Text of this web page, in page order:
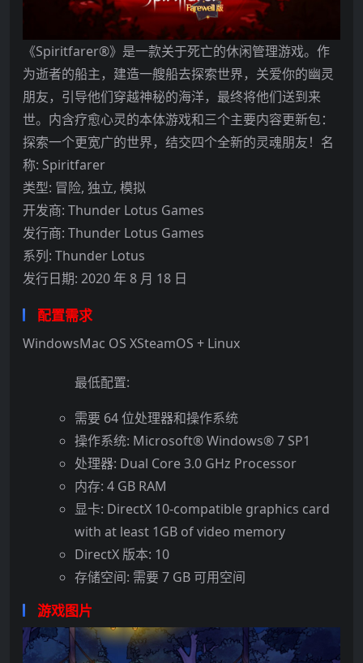
《Spiritfarer®》是一款关于死亡的休闲管理游戏。作
为逝者的船主，建造一艘船去探索世界，关爱你的幽灵
朋友，引导他们穿越神秘的海洋，最终将他们送到来
世。内含疗愈心灵的本体游戏和三个主要内容更新包：
探索一个更宽广的世界，结交四个全新的灵魂朋友！名
称: Spiritfarer
类型: 冒险, 独立, 模拟
开发商: Thunder Lotus Games
发行商: Thunder Lotus Games
系列: Thunder Lotus
发行日期: 2020 年 8 月 18 日
配置需求
WindowsMac OS XSteamOS + Linux
最低配置:
需要 64 位处理器和操作系统
操作系统: Microsoft® Windows® 7 SP1
处理器: Dual Core 3.0 GHz Processor
内存: 4 GB RAM
显卡: DirectX 10-compatible graphics card
with at least 1GB of video memory
DirectX 版本: 10
存储空间: 需要 7 GB 可用空间
游戏图片